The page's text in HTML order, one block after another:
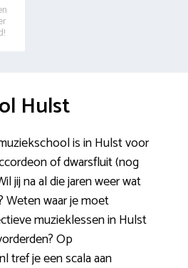
Hulst
is in Hulst voor
of dwarsfluit (nog
jij na al die jaren weer wat
waar je moet
muzieklessen in Hulst
Op
tref je een scala aan